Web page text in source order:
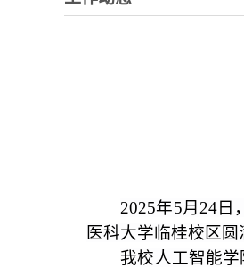
2025年5月 24日
医科大学临桂校区圆
我校人工智能